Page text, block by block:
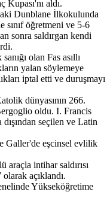
Kupası'nı aldı.
Dunblane İlkokulunda
sınıf öğretmeni ve 5-6
sonra saldırgan kendi
olan Fas asıllı
yalan söylemeye
iptal etti ve duruşmayı
dünyasının 266.
oldu. I. Francis
seçilen ve Latin
Galler'de eşcinsel evlilik
intihar saldırısı
açıklandı.
Yükseköğretime